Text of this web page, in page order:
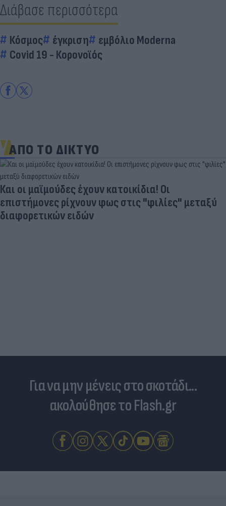
Διάβασε περισσότερα
Κόσμος έγκριση
εμβόλιο Moderna
Covid 19 - Κορονοϊός
ΑΠΟ ΤΟ ΔΙΚΤΥΟ
Και οι μαϊμούδες έχουν κατοικίδια! Οι
επιστήμονες ρίχνουν φως στις "φιλίες" μεταξύ
διαφορετικών ειδών
Για να μην μένεις στο σκοτάδι...
ακολούθησε το Flash.gr